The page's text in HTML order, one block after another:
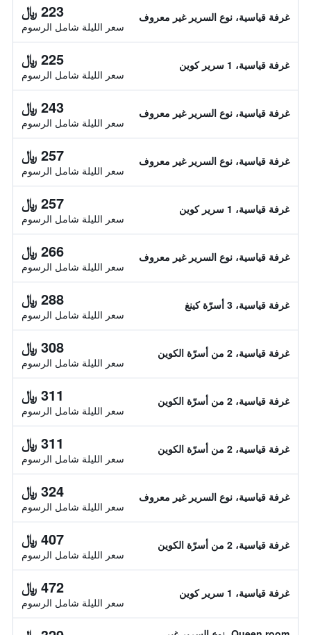
غرفة قياسية، نوع السرير غير معروف 223 ﷼
سعر الليلة شامل الرسوم
غرفة قياسية، 1 سرير كوين 225 ﷼
سعر الليلة شامل الرسوم
غرفة قياسية، نوع السرير غير معروف 243 ﷼
سعر الليلة شامل الرسوم
غرفة قياسية، نوع السرير غير معروف 257 ﷼
سعر الليلة شامل الرسوم
غرفة قياسية، 1 سرير كوين 257 ﷼
سعر الليلة شامل الرسوم
غرفة قياسية، نوع السرير غير معروف 266 ﷼
سعر الليلة شامل الرسوم
غرفة قياسية، 3 أسرّة كينغ 288 ﷼
سعر الليلة شامل الرسوم
غرفة قياسية، 2 من أسرّة الكوين 308 ﷼
سعر الليلة شامل الرسوم
غرفة قياسية، 2 من أسرّة الكوين 311 ﷼
سعر الليلة شامل الرسوم
غرفة قياسية، 2 من أسرّة الكوين 311 ﷼
سعر الليلة شامل الرسوم
غرفة قياسية، نوع السرير غير معروف 324 ﷼
سعر الليلة شامل الرسوم
غرفة قياسية، 2 من أسرّة الكوين 407 ﷼
سعر الليلة شامل الرسوم
غرفة قياسية، 1 سرير كوين 472 ﷼
سعر الليلة شامل الرسوم